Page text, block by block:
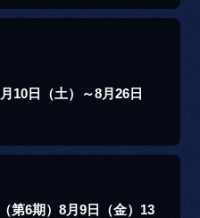
10日（土）～8月26日
第6期）8月9日（金）13